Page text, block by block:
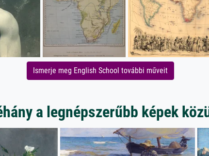
Ismerje meg English School további műveit
a legnépszerűbb képek